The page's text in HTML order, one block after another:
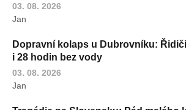
03. 08. 2026
Jan
Dopravní kolaps u Dubrovníku:
i 28 hodin bez vody
03. 08. 2026
Jan